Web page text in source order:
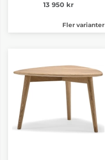
13 950 kr
Fler varianter